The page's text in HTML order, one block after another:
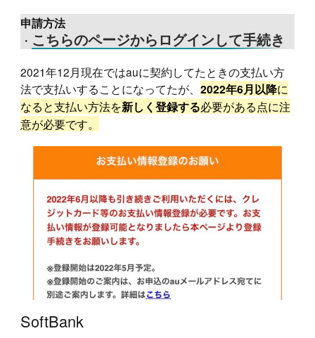
申請方法
・ こちらのページからログインして手続き
2021年12月現在ではauに契約してたときの支払い方
法で支払いすることになってたが、 2022年6月以降に
なると支払い方法を新しく登録する必要がある点に注
意が必要です。
SoftBank